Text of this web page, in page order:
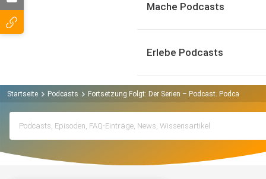
Mache Podcasts
Erlebe Podcasts
Startseite Podcasts Fortsetzung Folgt: Der Serien – Podcast. Podcast